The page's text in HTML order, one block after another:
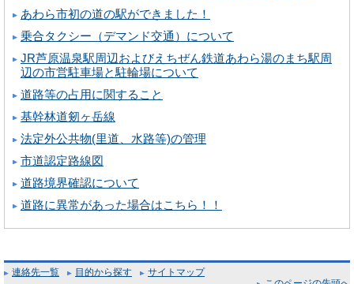
あわら市初の道の駅ができました！
乗合タクシー（デマンド交通）について
JR芦原温泉駅周辺およびえちぜん鉄道あわら湯のまち駅周
辺の市営駐車場と駐輪場について
道路等の占用に関すること
基幹林道剱ヶ岳線
法定外公共物(里道、水路等)の管理
市道認定路線図
道路境界確認について
道路に異常があった場合はこちら！！
連絡先一覧 目的から探す
サイトマップ